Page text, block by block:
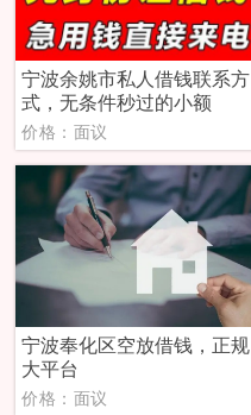
宁波余姚市私人借钱联系方
式，无条件秒过的小额
价格：面议
宁波奉化区空放借钱，正规
大平台
价格：面议